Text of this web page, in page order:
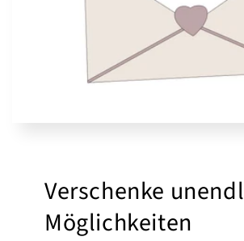
Verschenke
Möglichkeiten